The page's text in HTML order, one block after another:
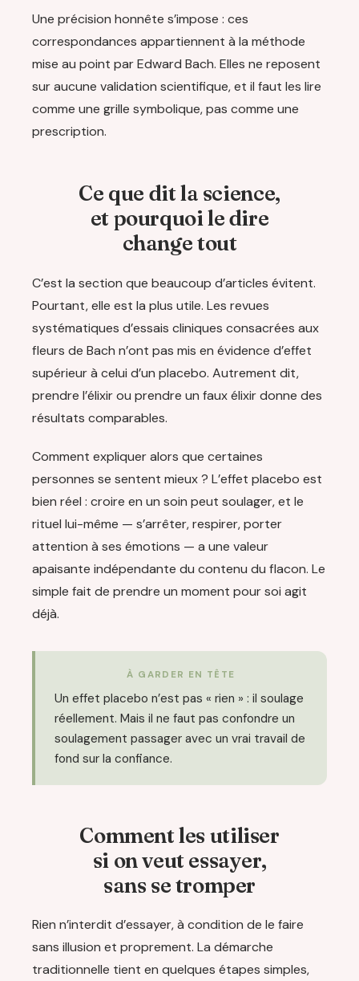
Une précision honnête s’impose : ces
correspondances appartiennent à la méthode
mise au point par Edward Bach. Elles ne reposent
sur aucune validation scientifique, et il faut les lire
comme une grille symbolique, pas comme une
prescription.
Ce que dit la science,
et pourquoi le dire
change tout
C’est la section que beaucoup d’articles évitent.
Pourtant, elle est la plus utile. Les revues
systématiques d’essais cliniques consacrées aux
fleurs de Bach n’ont pas mis en évidence d’effet
supérieur à celui d’un placebo. Autrement dit,
prendre l’élixir ou prendre un faux élixir donne des
résultats comparables.
Comment expliquer alors que certaines
personnes se sentent mieux ? L’effet placebo est
bien réel : croire en un soin peut soulager, et le
rituel lui-même — s’arrêter, respirer, porter
attention à ses émotions — a une valeur
apaisante indépendante du contenu du flacon. Le
simple fait de prendre un moment pour soi agit
déjà.
À GARDER EN TÊTE
Un effet placebo n’est pas « rien » : il soulage
réellement. Mais il ne faut pas confondre un
soulagement passager avec un vrai travail de
fond sur la confiance.
Comment les utiliser
si on veut essayer,
sans se tromper
Rien n’interdit d’essayer, à condition de le faire
sans illusion et proprement. La démarche
traditionnelle tient en quelques étapes simples,